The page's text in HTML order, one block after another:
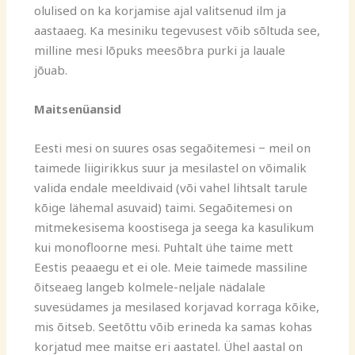
olulised on ka korjamise ajal valitsenud ilm ja
aastaaeg. Ka mesiniku tegevusest võib sõltuda see,
milline mesi lõpuks meesõbra purki ja lauale
jõuab.
Maitsenüansid
Eesti mesi on suures osas segaõitemesi − meil on
taimede liigirikkus suur ja mesilastel on võimalik
valida endale meeldivaid (või vahel lihtsalt tarule
kõige lähemal asuvaid) taimi. Segaõitemesi on
mitmekesisema koostisega ja seega ka kasulikum
kui monofloorne mesi. Puhtalt ühe taime mett
Eestis peaaegu et ei ole. Meie taimede massiline
õitseaeg langeb kolmele-neljale nädalale
suvesüdames ja mesilased korjavad korraga kõike,
mis õitseb. Seetõttu võib erineda ka samas kohas
korjatud mee maitse eri aastatel. Ühel aastal on